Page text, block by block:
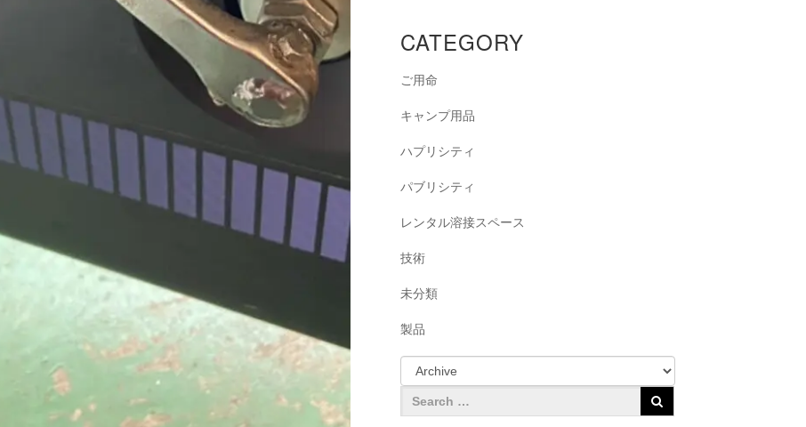
CATEGORY
ご用命
キャンプ用品
ハプリシティ
パブリシティ
レンタル溶接スペース
技術
未分類
製品